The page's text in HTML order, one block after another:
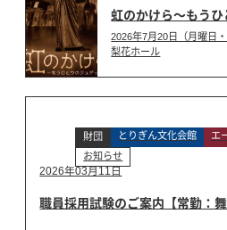
虹のかけら～もうひ
2026年7月20日（月曜日
梨花ホール
財団 とりぎん文化会館
エ
お知らせ
2026年03月11日
職員採用試験のご案内【常勤：舞